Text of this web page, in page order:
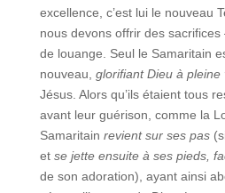
excellence, c’est lui le nouveau
nous devons offrir des sacrifices
de louange. Seul le Samaritain
nouveau, glorifiant Dieu à pleine
Jésus. Alors qu’ils étaient tous
avant leur guérison, comme la
Samaritain revient sur ses pas
et se jette ensuite à ses pieds,
de son adoration), ayant ainsi